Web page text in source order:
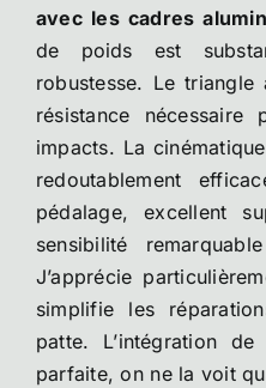
avec les cadres
de poids est
robustesse. Le
résistance
impacts. La
redoutablement
pédalage, excellent
sensibilité
J’apprécie
simplifie les
patte. L’intégration
parfaite, on ne la voit